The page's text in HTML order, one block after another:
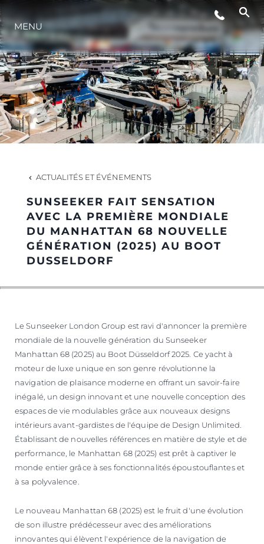
STYLE DE VIE
L'INNOVATION
LA SOCIÉTÉ
ESTIMEZ VOTRE BATEAU
MENU
ACTUALITÉS ET ÉVÉNEMENTS
SUNSEEKER FAIT SENSATION
AVEC LA PREMIÈRE MONDIALE
DU MANHATTAN 68 NOUVELLE
GÉNÉRATION (2025) AU BOOT
DUSSELDORF
Le Sunseeker London Group est ravi d'annoncer la première
mondiale de la nouvelle génération du Sunseeker
Manhattan 68 (2025) au Boot Düsseldorf 2025. Ce yacht à
moteur de luxe unique en son genre révolutionne la
navigation de plaisance moderne en offrant un savoir-faire
inégalé, un design innovant et une nouvelle conception des
espaces de vie modulables grâce aux nouveaux designs
intérieurs avant-gardistes de l'équipe de Design Unlimited.
Établissant de nouvelles références en matière de style et de
performance, le Manhattan 68 (2025) est prêt à captiver le
monde entier grâce à ses fonctionnalités époustouflantes et
à sa polyvalence.
Le nouveau Manhattan 68 (2025) est le fruit d'une évolution
de son illustre prédécesseur avec des améliorations
innovantes qui élèvent l'expérience de la navigation de